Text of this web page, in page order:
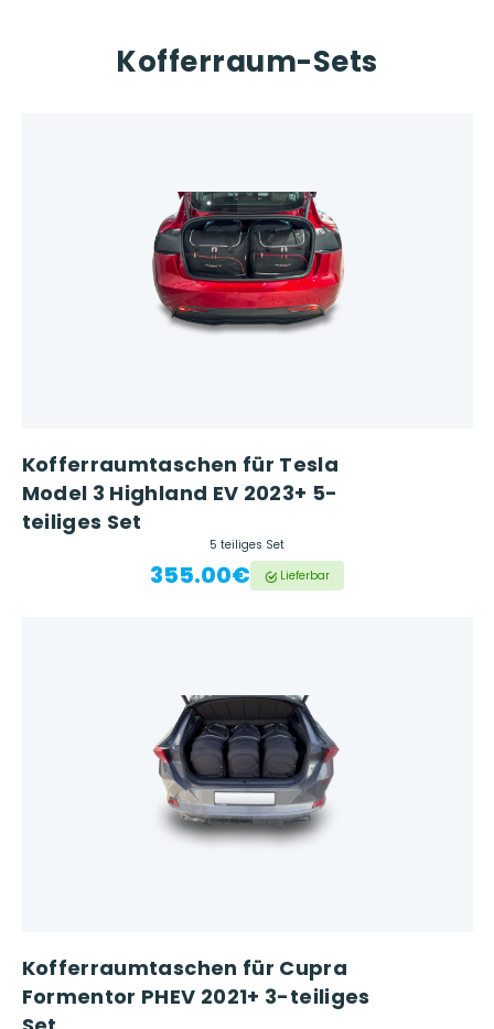
Kofferraum-Sets
Kofferraumtaschen für Tesla
Model 3 Highland EV 2023+ 5-
teiliges Set
5 teiliges Set
355.00€ Lieferbar
Kofferraumtaschen für Cupra
Formentor PHEV 2021+ 3-teiliges